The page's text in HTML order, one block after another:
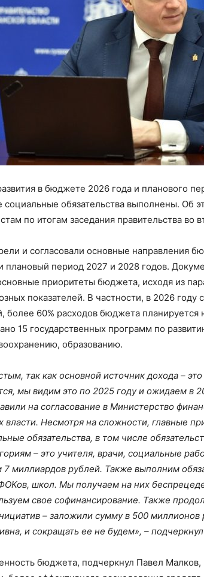
в бюджете 2026 года и планового
социальные обязательства выполнены. Об
по итогам заседания правительства во
и согласовали основные направления
плановый период 2027 и 2028 годов.
приоритеты бюджета, исходя из
показателей. В частности, в 2026 году
более 60% расходов бюджета планируется
15 государственных программ по
образованию.
так как основной источник дохода –
мы видим это по 2025 году и ожидаем в
на согласование в Министерство
власти. Несмотря на сложности, главные
обязательства, в том числе
– это учителя, врачи, социальные
7 миллиардов рублей. Также выполним
ФОКов, школ. Мы получаем на них
свое софинансирование. Также
– заложили сумму в 500
и сокращать ее не будем», – подчеркнул
бюджета, подчеркнул Павел Малков,